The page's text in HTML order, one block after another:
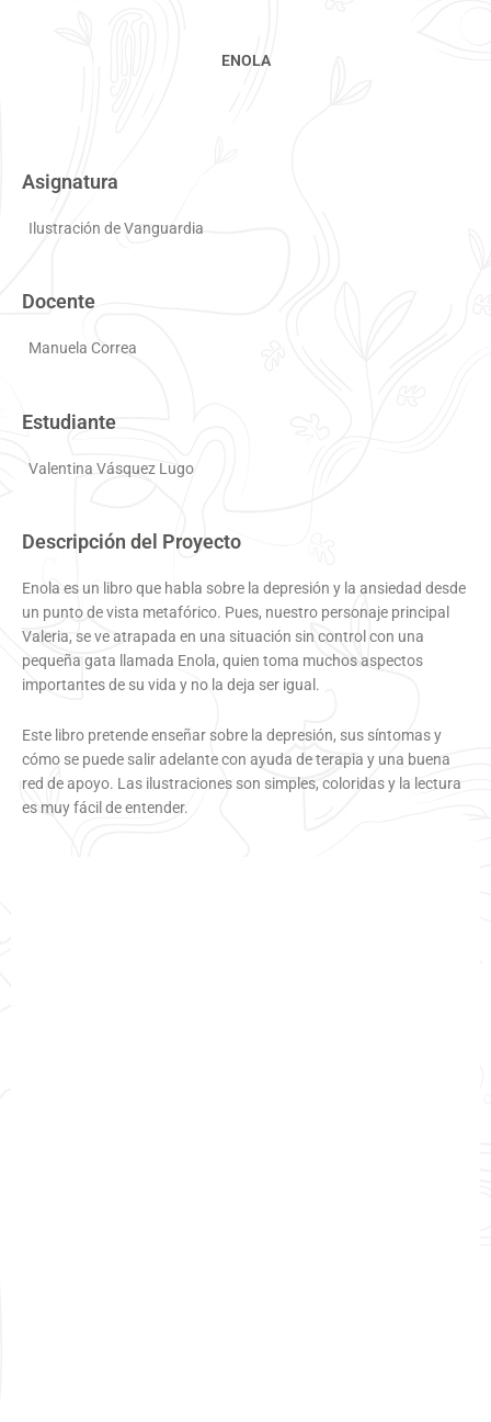
ENOLA
Asignatura
Ilustración de Vanguardia
Docente
Manuela Correa
Estudiante
Valentina Vásquez Lugo
Descripción del Proyecto
Enola es un libro que habla sobre la depresión y la ansiedad desde
un punto de vista metafórico. Pues, nuestro personaje principal
Valeria, se ve atrapada en una situación sin control con una
pequeña gata llamada Enola, quien toma muchos aspectos
importantes de su vida y no la deja ser igual.
Este libro pretende enseñar sobre la depresión, sus síntomas y
cómo se puede salir adelante con ayuda de terapia y una buena
red de apoyo. Las ilustraciones son simples, coloridas y la lectura
es muy fácil de entender.